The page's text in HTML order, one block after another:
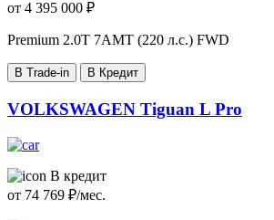
от 4 395 000 ₽
Premium 2.0T 7AMT (220 л.с.) FWD
В Trade-in В Кредит
VOLKSWAGEN Tiguan L Pro
В кредит
от 74 769 ₽/мес.